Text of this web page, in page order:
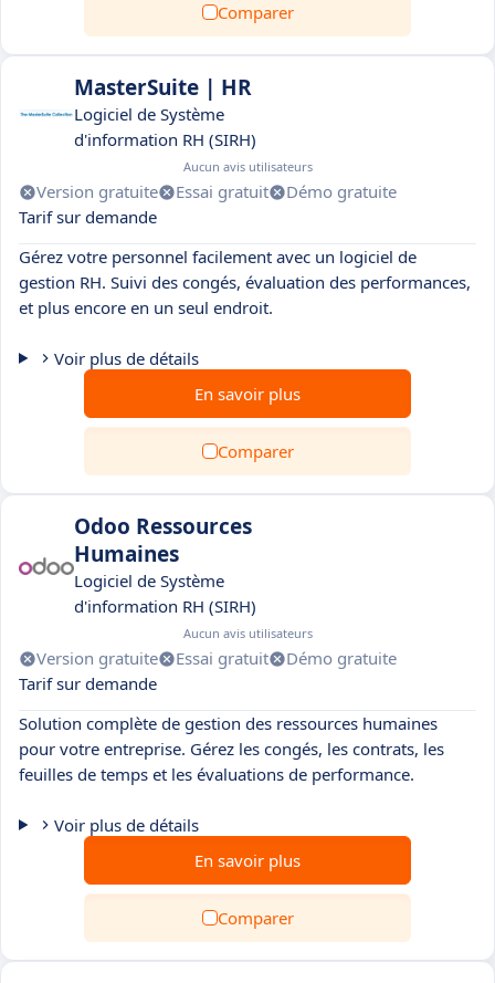
Comparer
MasterSuite | HR
Logiciel de Système
d'information RH (SIRH)
Aucun avis utilisateurs
Version gratuite Essai gratuit
Démo gratuite
Tarif sur demande
Gérez votre personnel facilement avec un logiciel de
gestion RH. Suivi des congés, évaluation des performances,
et plus encore en un seul endroit.
Voir plus de détails
En savoir plus
Comparer
Odoo Ressources
Humaines
Logiciel de Système
d'information RH (SIRH)
Aucun avis utilisateurs
Version gratuite Essai gratuit
Démo gratuite
Tarif sur demande
Solution complète de gestion des ressources humaines
pour votre entreprise. Gérez les congés, les contrats, les
feuilles de temps et les évaluations de performance.
Voir plus de détails
En savoir plus
Comparer